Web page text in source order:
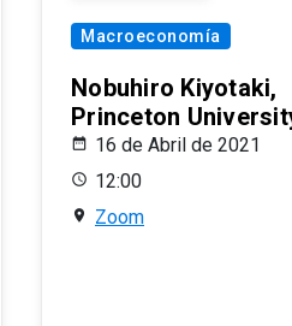
Macroeconomía
Nobuhiro Kiyotaki,
Princeton
16 de Abril de 2021
12:00
Zoom